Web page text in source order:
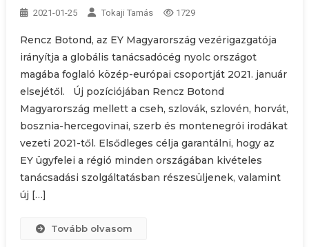
2021-01-25 Tokaji Tamás 1729
Rencz Botond, az EY Magyarország vezérigazgatója
irányítja a globális tanácsadócég nyolc országot
magába foglaló közép-európai csoportját 2021. január
elsejétől. Új pozíciójában Rencz Botond
Magyarország mellett a cseh, szlovák, szlovén, horvát,
bosznia-hercegovinai, szerb és montenegrói irodákat
vezeti 2021-től. Elsődleges célja garantálni, hogy az
EY ügyfelei a régió minden országában kivételes
tanácsadási szolgáltatásban részesüljenek, valamint
új […]
Tovább olvasom